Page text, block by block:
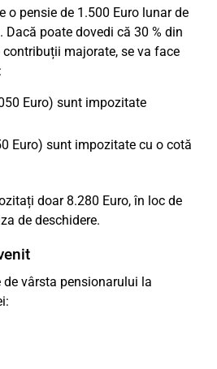
o pensie de 1.500 Euro lunar de
Dacă poate dovedi că 30 % din
contribuții majorate, se va face
Euro) sunt impozitate
Euro) sunt impozitate cu o cotă
doar 8.280 Euro, în loc de
de deschidere.
de vârsta pensionarului la